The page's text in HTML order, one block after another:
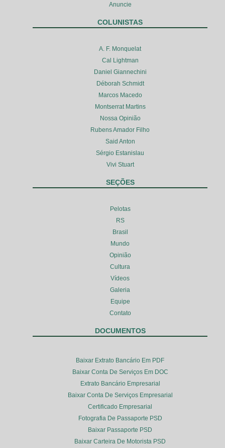
Anuncie
COLUNISTAS
A. F. Monquelat
Cal Lightman
Daniel Giannechini
Déborah Schmidt
Marcos Macedo
Montserrat Martins
Nossa Opinião
Rubens Amador Filho
Said Anton
Sérgio Estanislau
Vivi Stuart
SEÇÕES
Pelotas
RS
Brasil
Mundo
Opinião
Cultura
Vídeos
Galeria
Equipe
Contato
DOCUMENTOS
Baixar Extrato Bancário Em PDF
Baixar Conta De Serviços Em DOC
Extrato Bancário Empresarial
Baixar Conta De Serviços Empresarial
Certificado Empresarial
Fotografia De Passaporte PSD
Baixar Passaporte PSD
Baixar Carteira De Motorista PSD